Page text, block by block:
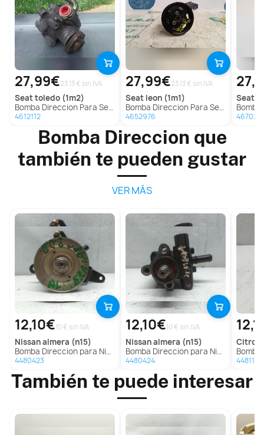
27,99€23.13 € sin IVA
seattoledo (1m2)
Bomba Direccion Para Seat Toledo
4612112
27,99€23.13 € sin IVA
seat leon (1m1)
Bomba Direccion Para Seat Leon
4652976
seat
Bomba
Bomba Direccion que
también te pueden gustar
VER MÁS
12,10€10 € sin IVA
nissanalmera (n15)
Bomba Direccion para Nissan Almera (N15)
4480423
12,10€10 € sin IVA
nissanalmera (n15)
Bomba Direccion para Nissan Almera (N15)
4480424
Bomba
4481178
También te puede interesar